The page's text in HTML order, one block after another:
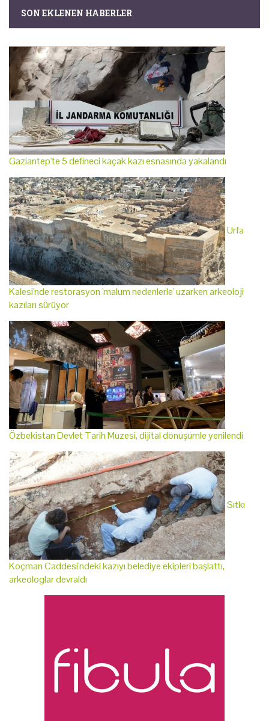
SON EKLENEN HABERLER
Gaziantep'te 5 defineci kaçak kazı esnasında yakalandı
Urfa
Kalesi'nde restorasyon 'malum nedenlerle' uzarken arkeoloji
kazıları sürüyor
Özbekistan Devlet Tarih Müzesi, dijital dönüşümle yenilendi
Sıtkı
Koçman Caddesi'ndeki kazıyı belediye ekipleri başlattı,
arkeologlar devraldı